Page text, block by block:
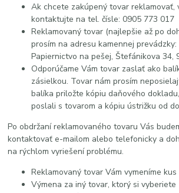
Ak chcete zakúpený tovar reklamovať,
kontaktujte na tel. čísle: 0905 773 017
Reklamovaný tovar (najlepšie až po
prosím na adresu kamennej prevádzky:
Papiernictvo na pešej, Štefánikova 34,
Odporúčame Vám tovar zaslať ako
zásielkou. Tovar nám prosím
balíka priložte kópiu daňového
poslali s tovarom a kópiu ústrižku od
Po obdržaní reklamovaného tovaru Vás
kontaktovať e-mailom alebo telefonicky a
na rýchlom vyriešení problému.
Reklamovaný tovar Vám vymeníme kus
Výmena za iný tovar, ktorý si